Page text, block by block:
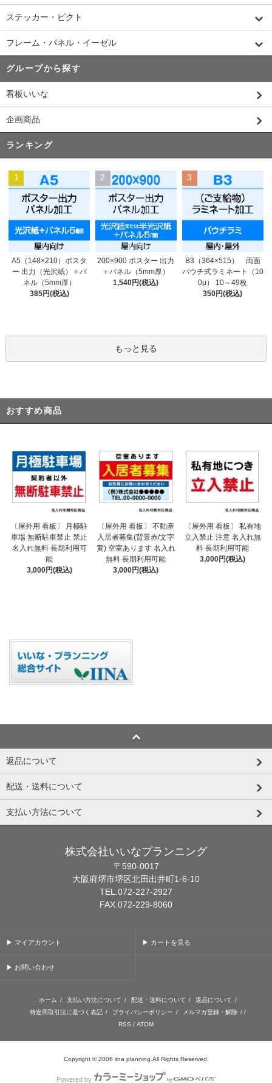
ステッカー・ピクト
フレーム・パネル・イーゼル
グループから探す
看板いいな
企画商品
ランキング
1
A5（148×210）ポスタ
ー 出力（光沢紙）＋パ
ネル（5mm厚）
385円(税込)
2
200×900 ポスター 出力
＋パネル（5mm厚）
1,540円(税込)
3
B3（364×515） 両面
パウチ式ラミネート（10
0μ） 10～49枚
350円(税込)
もっと見る
おすすめ商品
〔屋外用 看板〕 月極駐
車場 無断駐車禁止 禁止
名入れ無料 長期利用可
能
3,000円(税込)
〔屋外用 看板〕 不動産
入居者募集(背景赤/文字
黄) 空室あります 名入れ
無料 長期利用可能
3,000円(税込)
〔屋外用 看板〕 私有地
立入禁止 注意 名入れ無
料 長期利用可能
3,000円(税込)
返品について
配送・送料について
支払い方法について
株式会社いいなプランニング
〒590-0017
大阪府堺市堺区北田出井町1-6-10
TEL.072-227-2927
FAX.072-229-8060
▶ マイアカウント ▶ カートを見る
▶ お問い合わせ
ホーム / 支払い方法について / 配送・送料について / 返品について /
特定商取引法に基づく表記 / プライバシーポリシー / メルマガ登録・解除 / /
RSS / ATOM
Copyright © 2006 iina planning.All Rights Reserved.
Powered by